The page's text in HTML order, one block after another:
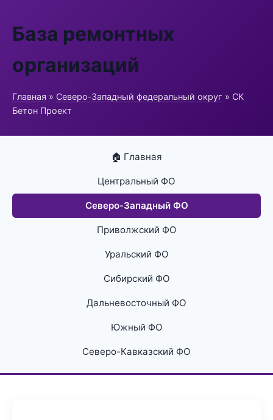
База ремонтных
организаций
Главная » Северо-Западный федеральный округ » СК
Бетон Проект
🏠 Главная
Центральный ФО
Северо-Западный ФО
Приволжский ФО
Уральский ФО
Сибирский ФО
Дальневосточный ФО
Южный ФО
Северо-Кавказский ФО